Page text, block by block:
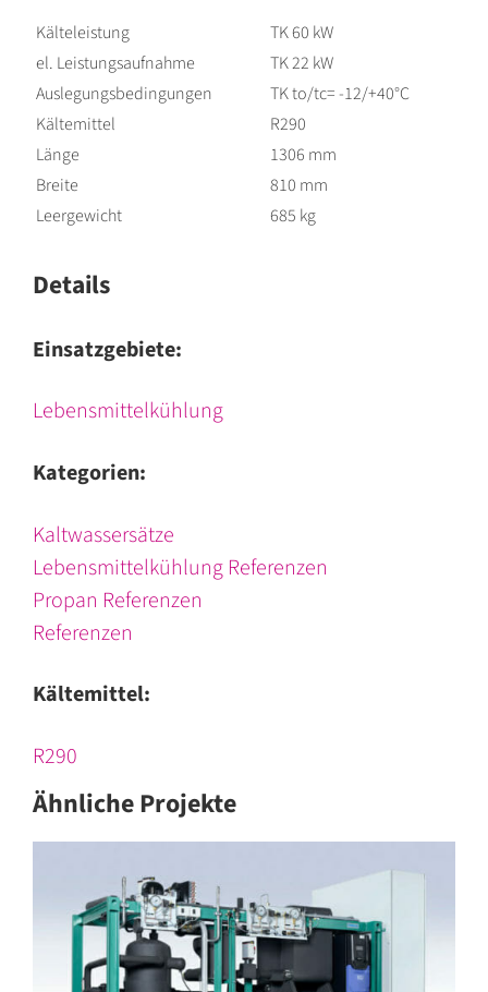
Kälteleistung
TK 60 kW
el. Leistungsaufnahme
TK 22 kW
Auslegungsbedingungen
TK to/tc= -12/+40°C
Kältemittel
R290
Länge
1306 mm
Breite
810 mm
Leergewicht
685 kg
Details
Einsatzgebiete:
Lebensmittelkühlung
Kategorien:
Kaltwassersätze
Lebensmittelkühlung Referenzen
Propan Referenzen
Referenzen
Kältemittel:
R290
Ähnliche Projekte